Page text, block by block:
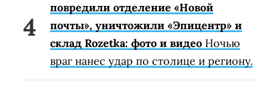
повредили отделение «Новой
почты», уничтожили «Эпицентр» и
склад Rozetka: фото и видео Ночью
враг нанес удар по столице и региону.